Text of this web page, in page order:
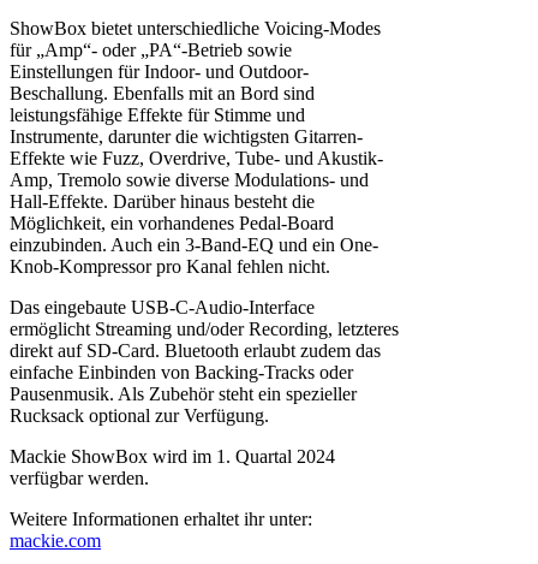
ShowBox bietet unterschiedliche Voicing-Modes
für „Amp“- oder „PA“-Betrieb sowie
Einstellungen für Indoor- und Outdoor-
Beschallung. Ebenfalls mit an Bord sind
leistungsfähige Effekte für Stimme und
Instrumente, darunter die wichtigsten Gitarren-
Effekte wie Fuzz, Overdrive, Tube- und Akustik-
Amp, Tremolo sowie diverse Modulations- und
Hall-Effekte. Darüber hinaus besteht die
Möglichkeit, ein vorhandenes Pedal-Board
einzubinden. Auch ein 3-Band-EQ und ein One-
Knob-Kompressor pro Kanal fehlen nicht.
Das eingebaute USB-C-Audio-Interface
ermöglicht Streaming und/oder Recording, letzteres
direkt auf SD-Card. Bluetooth erlaubt zudem das
einfache Einbinden von Backing-Tracks oder
Pausenmusik. Als Zubehör steht ein spezieller
Rucksack optional zur Verfügung.
Mackie ShowBox wird im 1. Quartal 2024
verfügbar werden.
Weitere Informationen erhaltet ihr unter:
mackie.com